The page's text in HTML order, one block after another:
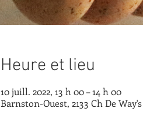
Heure et lieu
10 juill. 2022, 13 h 00 – 14 h 00
Barnston-Ouest, 2133 Ch De